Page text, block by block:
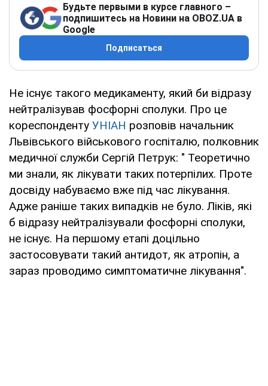
Будьте первыми в курсе главного –
подпишитесь на Новини на OBOZ.UA в
Google
Подписаться
Не існує такого медикаменту, який би відразу
нейтралізував фосфорні сполуки. Про це
кореспонденту УНІАН розповів начальник
Львівського військового госпіталю, полковник
медичної служби Сергій Петрук: " Теоретично
ми знали, як лікувати таких потерпілих. Проте
досвіду набуваємо вже під час лікування.
Адже раніше таких випадків не було. Ліків, які
б відразу нейтралізували фосфорні сполуки,
не існує. На першому етапі доцільно
застосовувати такий антидот, як атропін, а
зараз проводимо симптоматичне лікування".